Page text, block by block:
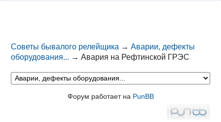
Советы бывалого релейщика →Аварии, дефекты
оборудования... →Авария на Рефтинской ГРЭС
Форум работает на PunBB